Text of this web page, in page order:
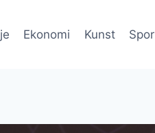
Ekonomi Kunst Spor